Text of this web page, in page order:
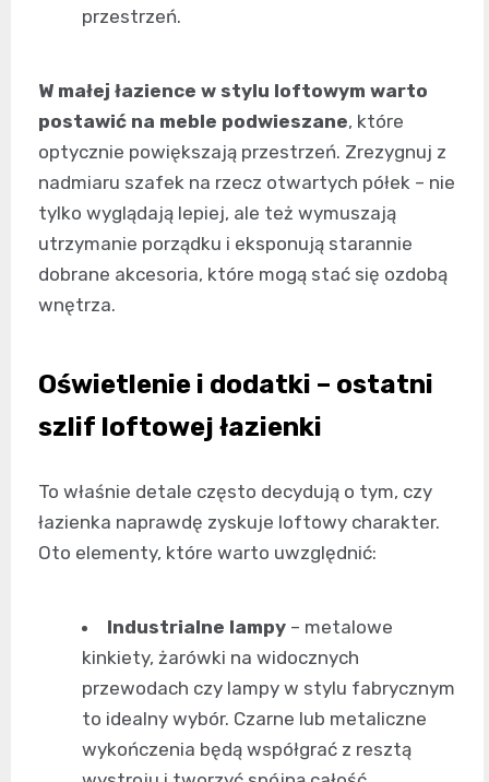
przestrzeń.
W małej łazience w stylu loftowym warto
postawić na meble podwieszane, które
optycznie powiększają przestrzeń. Zrezygnuj z
nadmiaru szafek na rzecz otwartych półek – nie
tylko wyglądają lepiej, ale też wymuszają
utrzymanie porządku i eksponują starannie
dobrane akcesoria, które mogą stać się ozdobą
wnętrza.
Oświetlenie i dodatki – ostatni
szlif loftowej łazienki
To właśnie detale często decydują o tym, czy
łazienka naprawdę zyskuje loftowy charakter.
Oto elementy, które warto uwzględnić:
Industrialne lampy – metalowe
kinkiety, żarówki na widocznych
przewodach czy lampy w stylu fabrycznym
to idealny wybór. Czarne lub metaliczne
wykończenia będą współgrać z resztą